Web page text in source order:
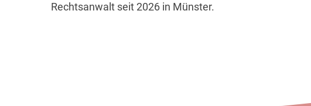
Rechtsanwalt seit 2026 in Münster.